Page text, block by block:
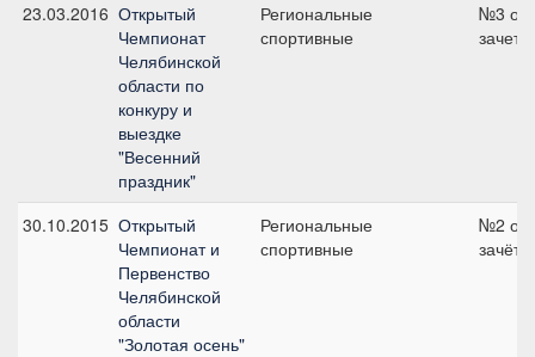
23.03.2016 Открытый
Чемпионат
Челябинской
области по
конкуру и
выездке
"Весенний
праздник"
Региональные
спортивные
№3
зачет,
30.10.2015 Открытый
Чемпионат и
Первенство
Челябинской
области
"Золотая осень"
Региональные
спортивные
№2
зачёт,